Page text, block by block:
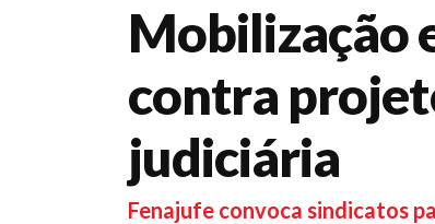
Mobilização
contra
judiciária
Fenajufe convoca sindicatos